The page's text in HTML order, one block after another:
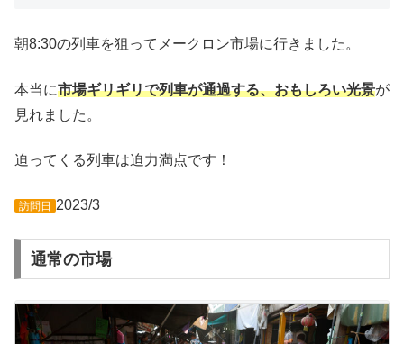
朝8:30の列車を狙ってメークロン市場に行きました。
本当に市場ギリギリで列車が通過する、おもしろい光景が
見れました。
迫ってくる列車は迫力満点です！
訪問日 2023/3
通常の市場